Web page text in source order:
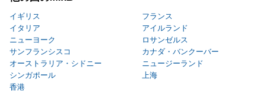
イギリス
フランス
イタリア
アイルランド
ニューヨーク
ロサンゼルス
サンフランシスコ
カナダ・バンクーバー
オーストラリア・シドニー
ニュージーランド
シンガポール
上海
香港